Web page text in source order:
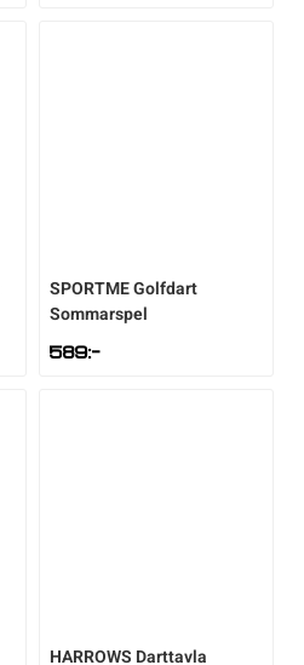
SPORTMEGolfdart
Sommarspel
589:-
HARROWS Darttavla